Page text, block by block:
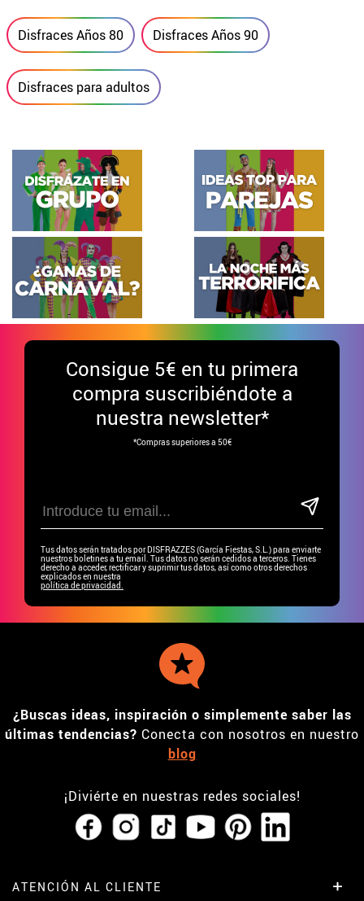
Disfraces Años 80 Disfraces Años 90
Disfraces para adultos
Consigue 5€ en tu primera
compra suscribiéndote a
nuestra newsletter*
*Compras superiores a 50€
Tus datos serán tratados por DISFRAZZES (García Fiestas, S.L.) para enviarte
nuestros boletines a tu email. Tus datos no serán cedidos a terceros. Tienes
derecho a acceder, rectificar y suprimir tus datos, así como otros derechos
explicados en nuestra
política de privacidad.
¿Buscas ideas, inspiración o simplemente saber las
últimas tendencias? Conecta con nosotros en nuestro
blog
¡Diviérte en nuestras redes sociales!
ATENCIÓN AL CLIENTE